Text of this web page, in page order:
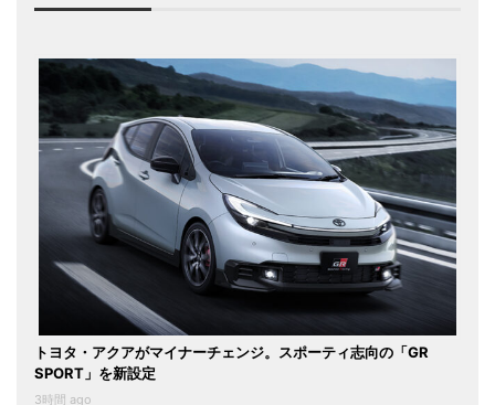
トヨタ・アクアがマイナーチェンジ。スポーティ志向の「GR
SPORT」を新設定
3時間 ago